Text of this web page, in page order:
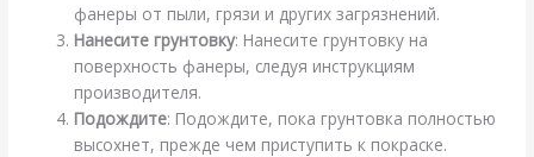
фанеры от пыли, грязи и других загрязнений.
Нанесите грунтовку: Нанесите грунтовку на
поверхность фанеры, следуя инструкциям
производителя.
Подождите: Подождите, пока грунтовка полностью
высохнет, прежде чем приступить к покраске.